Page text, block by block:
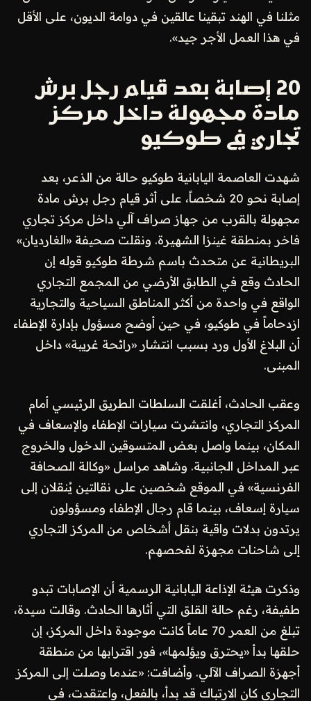
مثلنا في الهند تبقينا عالقين في دوامة الديون، على الأقل
في هذا العمل الأجر جيد».
20 إصابة بعد قيام رجل برش
مادة مجهولة داخل مركز
تجاري في طوكيو
شهدت العاصمة اليابانية طوكيو حالة من الذعر، بعد
إصابة نحو 20 شخصاً، على أثر قيام رجل برش مادة
مجهولة بالقرب من جهاز صراف آلي داخل مركز تجاري
فاخر بمنطقة غينزا الشهيرة. ونقلت صحيفة «الغارديان»
البريطانية عن متحدث باسم شرطة طوكيو قوله إن
الحادث وقع في الطابق الأرضي من المجمع التجاري
الواقع في واحدة من أكثر المناطق السياحية والتجارية
ازدحاماً في طوكيو، في حين أوضح مسؤول بإدارة الإطفاء
أن البلاغ الأول ورد بسبب انتشار «رائحة غريبة» داخل
المبنى.
وعقب الحادث، أغلقت السلطات الطريق الرئيسي أمام
المركز التجاري، وانتشرت سيارات الإطفاء والإسعاف في
المكان، بينما واصل بعض المتسوقين الدخول والخروج
عبر المداخل الجانبية. وشاهد مراسل «وكالة الصحافة
الفرنسية» في الموقع شخصين على نقالتين يُنقلان إلى
سيارة إسعاف، بينما قام رجال الإطفاء ومسؤولون
يرتدون بدلات واقية بنقل أشخاص من المركز التجاري
إلى شاحنات مجهزة لفحصهم.
وذكرت هيئة الإذاعة اليابانية الرسمية أن الإصابات تبدو
طفيفة، رغم حالة القلق التي أثارها الحادث. وقالت سيدة،
تبلغ من العمر 70 عاماً كانت موجودة داخل المركز، إن
حلقها بدأ «يحترق ويؤلمها»، فور اقترابها من منطقة
أجهزة الصراف الآلي. وأضافت: «عندما وصلت إلى المركز
التجاري كان الارتباك قد بدأ، بالفعل، واعتقدت، في